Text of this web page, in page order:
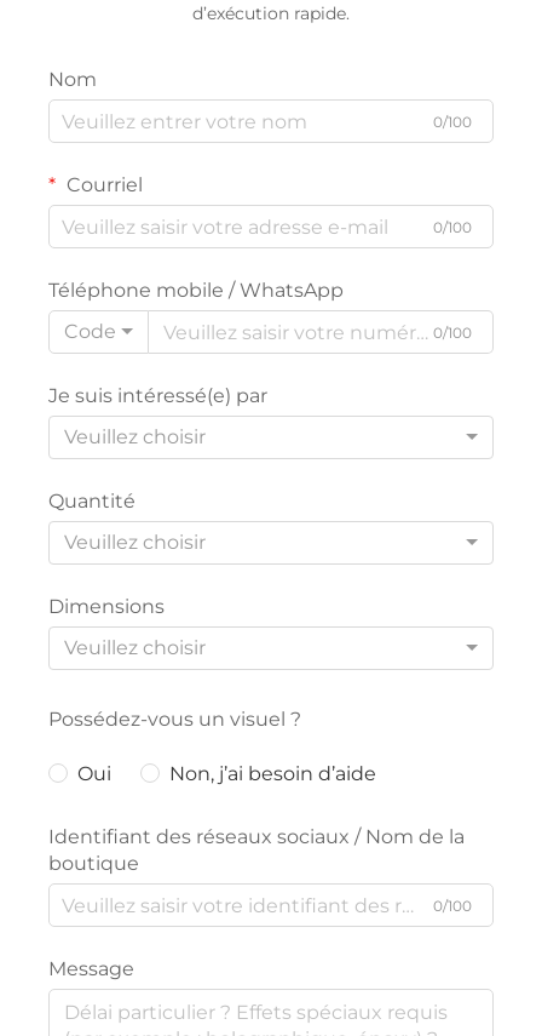
d’exécution rapide.
Nom
0/100
Courriel
0/100
Téléphone mobile / WhatsApp
Code
0/100
Je suis intéressé(e) par
Veuillez choisir
Quantité
Veuillez choisir
Dimensions
Veuillez choisir
Possédez-vous un visuel ?
Oui Non, j’ai besoin d’aide
Identifiant des réseaux sociaux / Nom de la
boutique
0/100
Message